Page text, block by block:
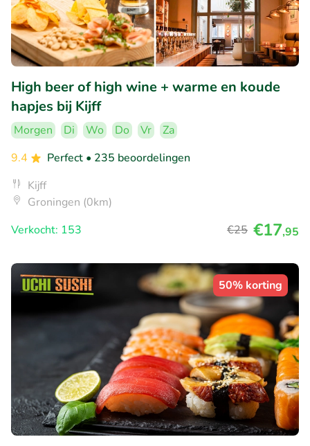
High beer of high wine + warme en koude
hapjes bij Kijff
Morgen Di Wo Do Vr
Za
9.4
Perfect • 235 beoordelingen
Kijff
Groningen (0km)
Verkocht: 153
€25 €17,95
50% korting